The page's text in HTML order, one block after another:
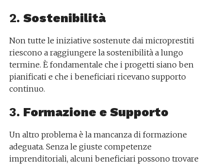
2. Sostenibilità
Non tutte le iniziative sostenute dai microprestiti
riescono a raggiungere la sostenibilità a lungo
termine. È fondamentale che i progetti siano ben
pianificati e che i beneficiari ricevano supporto
continuo.
3. Formazione e Supporto
Un altro problema è la mancanza di formazione
adeguata. Senza le giuste competenze
imprenditoriali, alcuni beneficiari possono trovare